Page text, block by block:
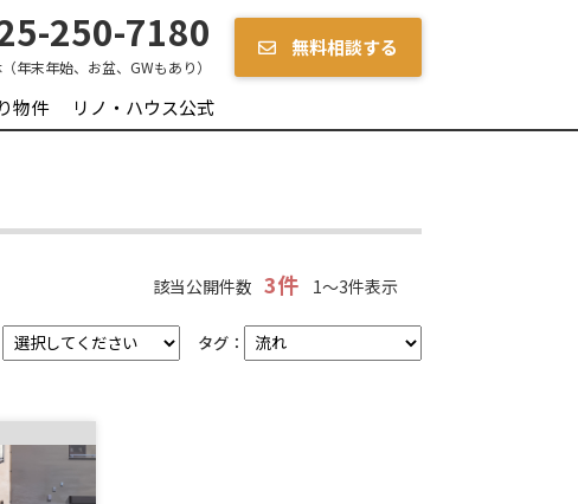
250-7180
年末年始、お盆、GWもあり）
無料相談する
物件 リノ・ハウス公式
該当公開件数 3件 1～3件表示
タグ：